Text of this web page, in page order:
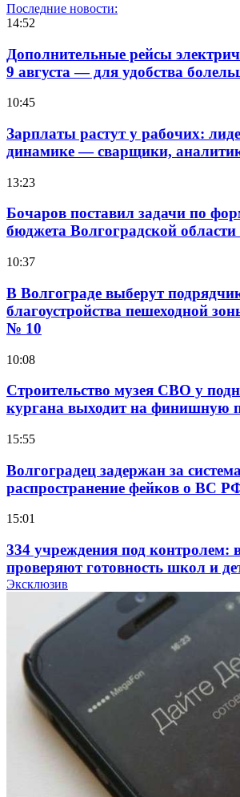
Последние новости:
14:52
Дополнительные рейсы
9 августа — для удобства
10:45
Зарплаты растут у рабочих:
динамике — сварщики,
13:23
Бочаров поставил задачи по
бюджета Волгоградской области
10:37
В Волгограде выберут
благоустройства пешеходной
№ 10
10:08
Строительство музея СВО у
кургана выходит на финишную
15:55
Волгоградец задержан за
распространение фейков о ВС
15:01
334 учреждения под контролем:
проверяют готовность школ и
учебному году
Покушение на убийство в
напала на незнакомую женщину
12:39
Сладкий праздник в
парке прошёл фестиваль
Эксклюзив